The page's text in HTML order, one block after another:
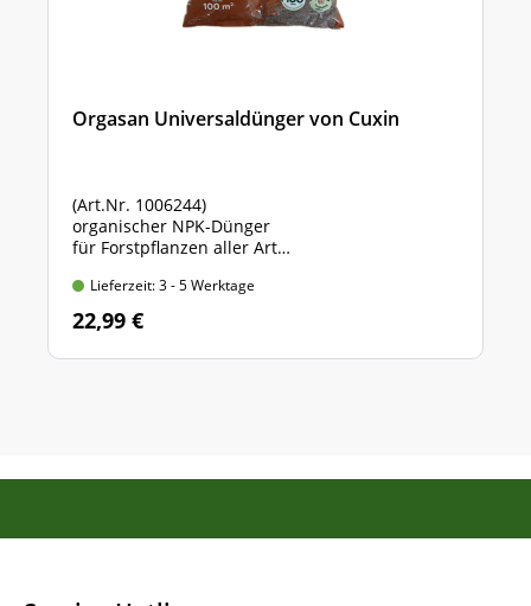
Orgasan Universaldünger von Cuxin
(Art.Nr. 1006244)
organischer NPK-Dünger
für Forstpflanzen aller Art
Lieferzeit: 3 - 5 Werktage
22,99 €